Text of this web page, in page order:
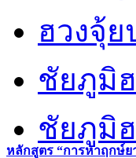
หลักสูตร “การหาฤกษ์
ฮวงจุ้
ชัยภูมิ
ชัยภูมิฮ